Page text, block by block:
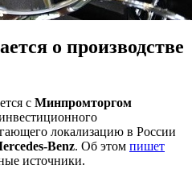
о производстве
с Минпромторгом
локализацию в России
Benz. Об этом пишет
источники.